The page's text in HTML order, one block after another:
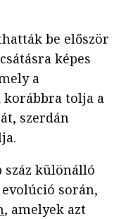
be először
képes
a
tolja a
szerdán
száz különálló
során,
, amelyek azt